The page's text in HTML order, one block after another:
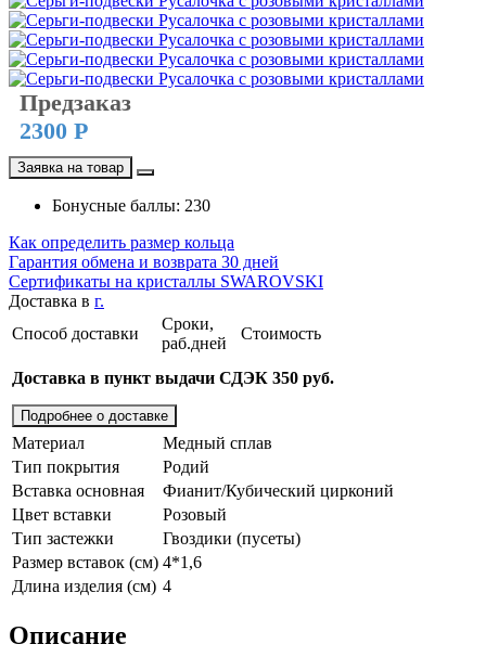
Предзаказ
2300 Р
Заявка на товар
Бонусные баллы: 230
Как определить размер кольца
Гарантия обмена и возврата 30 дней
Сертификаты на кристаллы SWAROVSKI
Доставка в г.
Способ доставки
Сроки,
раб.дней
Стоимость
Доставка в пункт выдачи СДЭК 350 руб.
Подробнее о доставке
Материал
Медный сплав
Тип покрытия
Родий
Вставка основная
Фианит/Кубический цирконий
Цвет вставки
Розовый
Тип застежки
Гвоздики (пусеты)
Размер вставок (см) 4*1,6
Длина изделия (см) 4
Описание